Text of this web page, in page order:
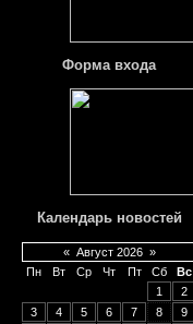
Форма входа
Календарь новостей
« Август 2026 »
Пн
Вт Ср Чт Пт Сб
Вс
1
2
3
4 5 6 7 8
9